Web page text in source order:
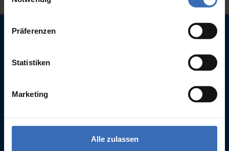
Präferenzen
Statistiken
Marketing
Alle zulassen